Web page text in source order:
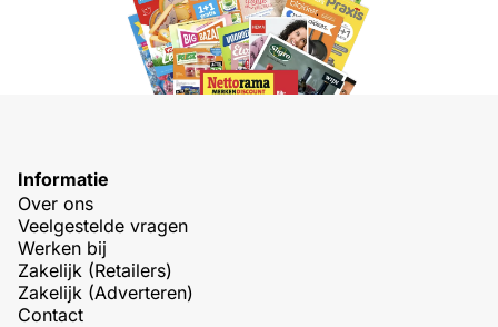
Informatie
Over ons
Veelgestelde vragen
Werken bij
Zakelijk (Retailers)
Zakelijk (Adverteren)
Contact